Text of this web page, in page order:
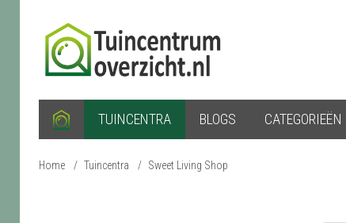
TUINCENTRA BLOGS CATEGORIEËN
Home / Tuincentra / Sweet Living Shop